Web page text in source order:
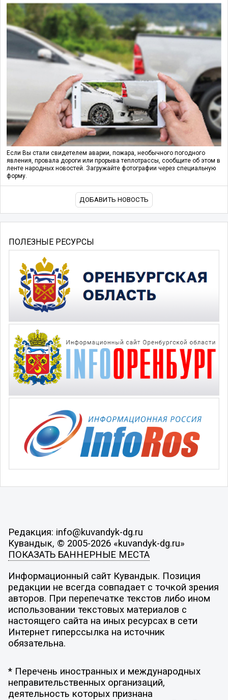
Если Вы стали свидетелем аварии, пожара, необычного погодного
явления, провала дороги или прорыва теплотрассы, сообщите об этом в
ленте народных новостей. Загружайте фотографии через специальную
форму.
ДОБАВИТЬ НОВОСТЬ
ПОЛЕЗНЫЕ РЕСУРСЫ
Редакция: info@kuvandyk-dg.ru
Кувандык, © 2005-2026 «kuvandyk-dg.ru»
ПОКАЗАТЬ БАННЕРНЫЕ МЕСТА
Информационный сайт Кувандык. Позиция
редакции не всегда совпадает с точкой зрения
авторов. При перепечатке текстов либо ином
использовании текстовых материалов с
настоящего сайта на иных ресурсах в сети
Интернет гиперссылка на источник
обязательна.
* Перечень иностранных и международных
неправительственных организаций,
деятельность которых признана